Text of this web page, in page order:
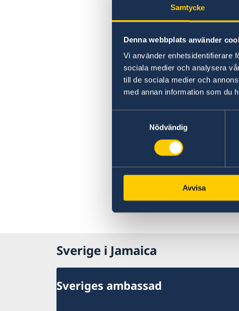
Samtycke
Denna webbplats använder
Vi använder enhetsidentifierare
sociala medier och analysera
till de sociala medier och
med annan information som du
Nödvändig
Avvisa
Kriminalitet och personlig säkerhet
Hälso- och sjukvård
In- och utresebestämmelser
Sverige i Jamaica
Sveriges ambassad